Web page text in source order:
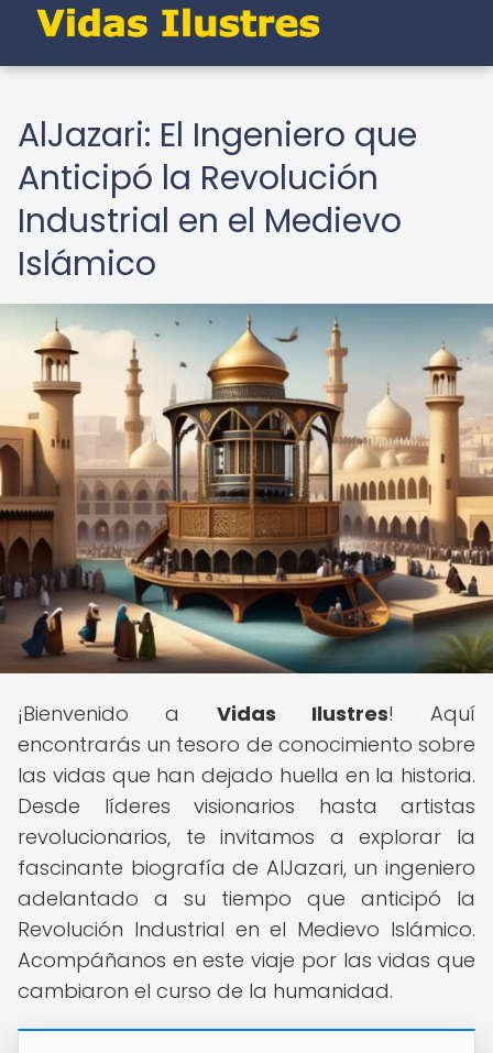
AlJazari: El Ingeniero que
Anticipó la Revolución
Industrial en el Medievo
Islámico
¡Bienvenido a Vidas Ilustres! Aquí
encontrarás un tesoro de conocimiento sobre
las vidas que han dejado huella en la historia.
Desde líderes visionarios hasta artistas
revolucionarios, te invitamos a explorar la
fascinante biografía de AlJazari, un ingeniero
adelantado a su tiempo que anticipó la
Revolución Industrial en el Medievo Islámico.
Acompáñanos en este viaje por las vidas que
cambiaron el curso de la humanidad.